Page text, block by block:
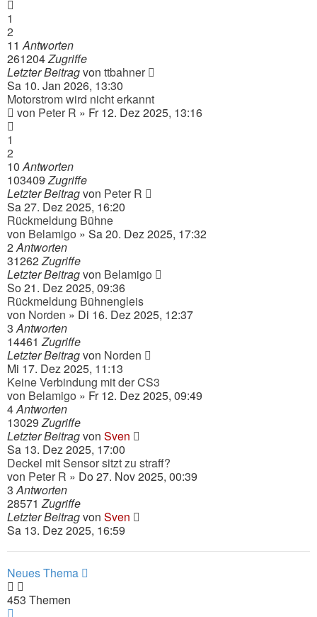
1
2
11Antworten
261204Zugriffe
Letzter Beitragvon ttbahner
Sa 10. Jan 2026, 13:30
Motorstrom wird nicht erkannt
von Peter R » Fr 12. Dez 2025, 13:16
1
2
10Antworten
103409Zugriffe
Letzter Beitragvon Peter R
Sa 27. Dez 2025, 16:20
Rückmeldung Bühne
von Belamigo » Sa 20. Dez 2025, 17:32
2Antworten
31262Zugriffe
Letzter Beitragvon Belamigo
So 21. Dez 2025, 09:36
Rückmeldung Bühnengleis
von Norden » Di 16. Dez 2025, 12:37
3Antworten
14461Zugriffe
Letzter Beitragvon Norden
Mi 17. Dez 2025, 11:13
Keine Verbindung mit der CS3
von Belamigo » Fr 12. Dez 2025, 09:49
4Antworten
13029Zugriffe
Letzter Beitragvon Sven
Sa 13. Dez 2025, 17:00
Deckel mit Sensor sitzt zu straff?
von Peter R » Do 27. Nov 2025, 00:39
3Antworten
28571Zugriffe
Letzter Beitragvon Sven
Sa 13. Dez 2025, 16:59
Neues Thema
453 Themen